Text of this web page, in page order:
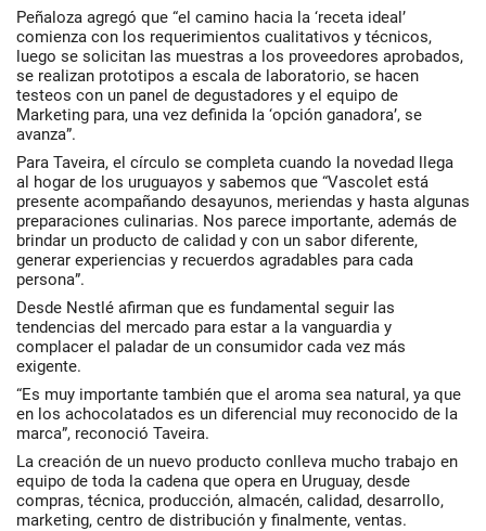
Peñaloza agregó que “el camino hacia la ‘receta ideal’
comienza con los requerimientos cualitativos y técnicos,
luego se solicitan las muestras a los proveedores aprobados,
se realizan prototipos a escala de laboratorio, se hacen
testeos con un panel de degustadores y el equipo de
Marketing para, una vez definida la ‘opción ganadora’, se
avanza”.
Para Taveira, el círculo se completa cuando la novedad llega
al hogar de los uruguayos y sabemos que “Vascolet está
presente acompañando desayunos, meriendas y hasta algunas
preparaciones culinarias. Nos parece importante, además de
brindar un producto de calidad y con un sabor diferente,
generar experiencias y recuerdos agradables para cada
persona”.
Desde Nestlé afirman que es fundamental seguir las
tendencias del mercado para estar a la vanguardia y
complacer el paladar de un consumidor cada vez más
exigente.
“Es muy importante también que el aroma sea natural, ya que
en los achocolatados es un diferencial muy reconocido de la
marca”, reconoció Taveira.
La creación de un nuevo producto conlleva mucho trabajo en
equipo de toda la cadena que opera en Uruguay, desde
compras, técnica, producción, almacén, calidad, desarrollo,
marketing, centro de distribución y finalmente, ventas.